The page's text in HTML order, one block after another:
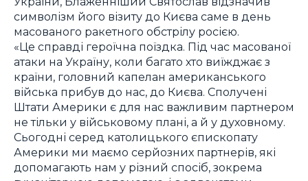
символізм його візиту до Києва саме в день
масованого ракетного обстрілу росією.
«Це справді героїчна поїздка. Під час масованої
атаки на Україну, коли багато хто виїжджає з
країни, головний капелан американського
війська прибув до нас, до Києва. Сполучені
Штати Америки є для нас важливим партнером
не тільки у військовому плані, а й у духовному.
Сьогодні серед католицького єпископату
Америки ми маємо серйозних партнерів, які
допомагають нам у різний спосіб, зокрема